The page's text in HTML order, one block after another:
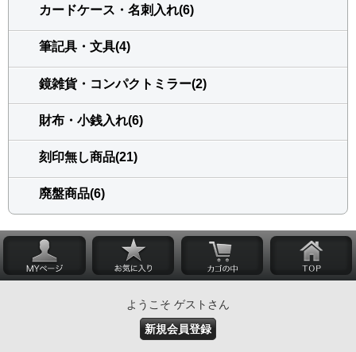
カードケース・名刺入れ(6)
筆記具・文具(4)
鏡雑貨・コンパクトミラー(2)
財布・小銭入れ(6)
刻印無し商品(21)
廃盤商品(6)
ようこそ ゲストさん
新規会員登録